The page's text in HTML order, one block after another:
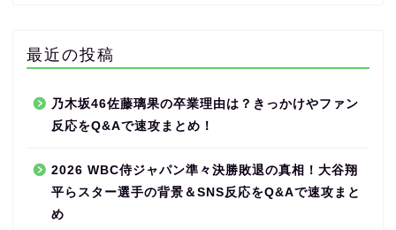
最近の投稿
乃木坂46佐藤璃果の卒業理由は？きっかけやファン
反応をQ&Aで速攻まとめ！
2026 WBC侍ジャパン準々決勝敗退の真相！大谷翔
平らスター選手の背景＆SNS反応をQ&Aで速攻まと
め